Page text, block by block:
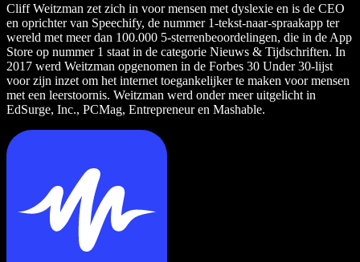
Cliff Weitzman zet zich in voor mensen met dyslexie en is de CEO
en oprichter van Speechify, de nummer 1-tekst-naar-spraakapp ter
wereld met meer dan 100.000 5-sterrenbeoordelingen, die in de App
Store op nummer 1 staat in de categorie Nieuws & Tijdschriften. In
2017 werd Weitzman opgenomen in de Forbes 30 Under 30-lijst
voor zijn inzet om het internet toegankelijker te maken voor mensen
met een leerstoornis. Weitzman werd onder meer uitgelicht in
EdSurge, Inc., PCMag, Entrepreneur en Mashable.